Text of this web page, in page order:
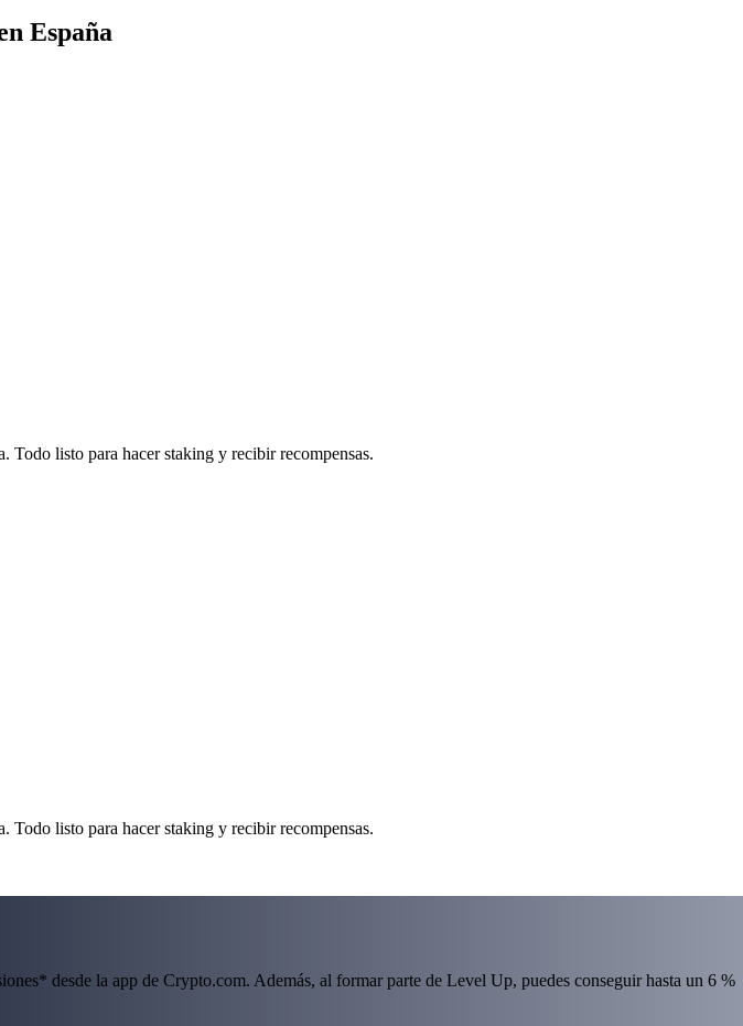
España
Todo listo para hacer staking y recibir recompensas.
Todo listo para hacer staking y recibir recompensas.
desde la app de Crypto.com. Además, al formar parte de Level Up, puedes conseguir hasta un 6 %